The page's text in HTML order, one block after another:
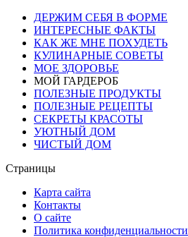
ДЕРЖИМ СЕБЯ В ФОРМЕ
ИНТЕРЕСНЫЕ ФАКТЫ
КАК ЖЕ МНЕ ПОХУДЕТЬ
КУЛИНАРНЫЕ СОВЕТЫ
МОЕ ЗДОРОВЬЕ
МОЙ ГАРДЕРОБ
ПОЛЕЗНЫЕ ПРОДУКТЫ
ПОЛЕЗНЫЕ РЕЦЕПТЫ
СЕКРЕТЫ КРАСОТЫ
УЮТНЫЙ ДОМ
ЧИСТЫЙ ДОМ
Страницы
Карта сайта
Контакты
О сайте
Политика конфиденциальности